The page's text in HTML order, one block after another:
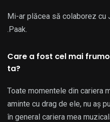
Mi-ar plăcea să colaborez cu
.Paak.
Care a fost cel mai
ta?
Toate momentele din cariera
aminte cu drag de ele, nu aș
în general cariera mea